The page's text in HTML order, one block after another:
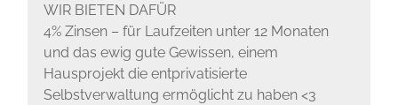
WIR BIETEN DAFÜR
4% Zinsen – für Laufzeiten unter 12 Monaten
und das ewig gute Gewissen, einem
Hausprojekt die entprivatisierte
Selbstverwaltung ermöglicht zu haben <3